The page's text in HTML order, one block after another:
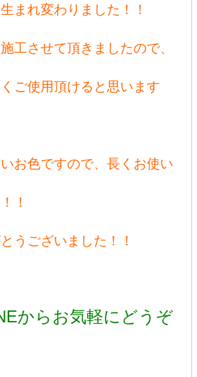
まれ変わりました！！
工させて頂きましたので、
ご使用頂けると思います
お色ですので、長くお使い
！
うございました！！
からお気軽にどうぞ